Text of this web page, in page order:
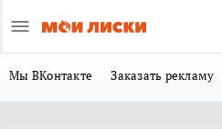
Мы ВКонтакте Заказать рекламу